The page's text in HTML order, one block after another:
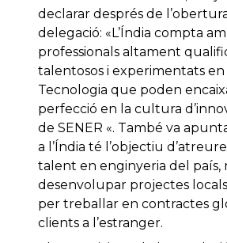
declarar després de
delegació: «L’Índia compta
professionals altament
talentosos i experimentats en
Tecnologia que poden
perfecció en la cultura
de SENER «. També va
a l’Índia té l’objectiu
talent en enginyeria del país,
desenvolupar projectes
per treballar en contractes
clients a l’estranger.